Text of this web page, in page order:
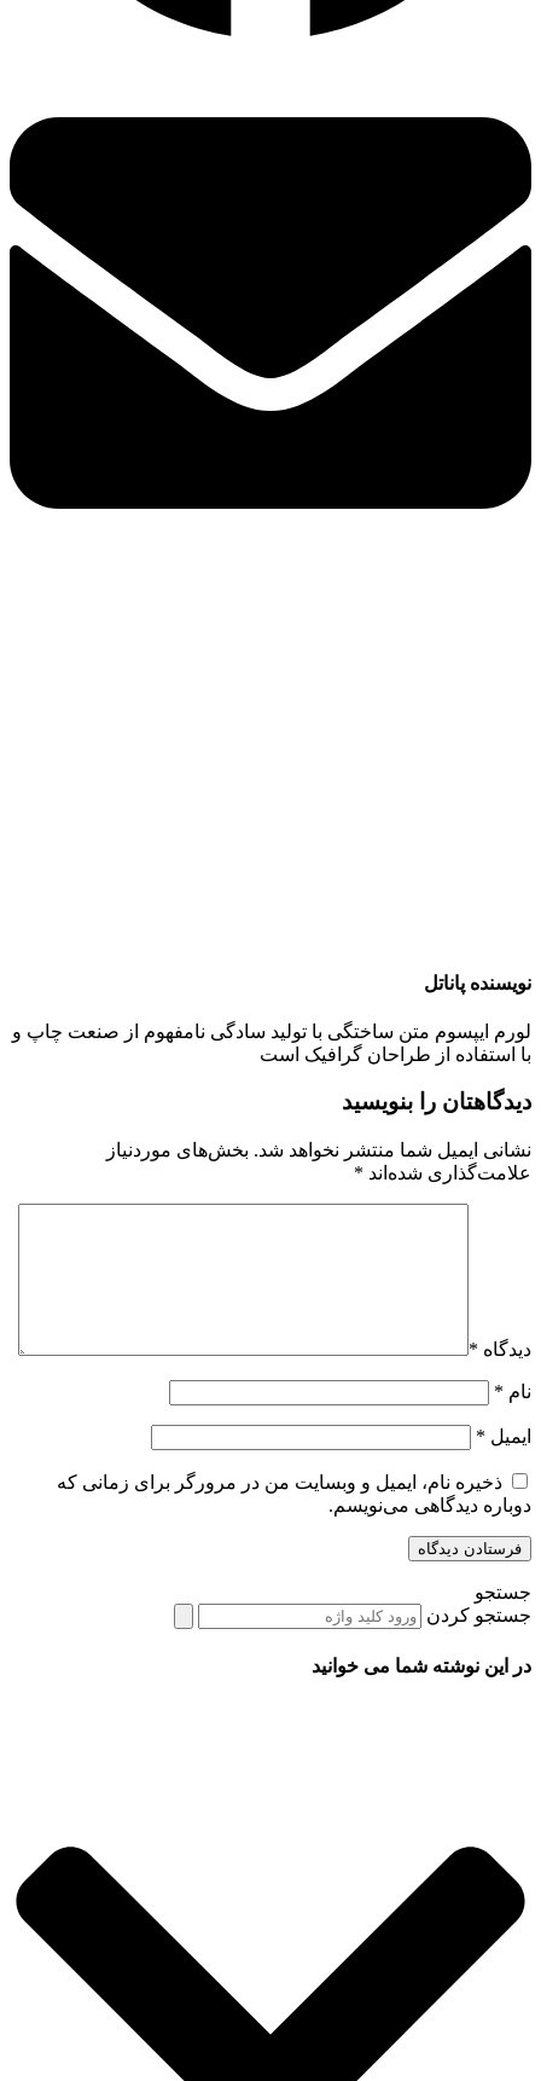
نویسنده پاناتل
لورم ایپسوم متن ساختگی با تولید سادگی نامفهوم از صنعت چاپ و
با استفاده از طراحان گرافیک است
دیدگاهتان را بنویسید
نشانی ایمیل شما منتشر نخواهد شد. بخش‌های موردنیاز
علامت‌گذاری شده‌اند *
دیدگاه *
نام *
ایمیل *
ذخیره نام، ایمیل و وبسایت من در مرورگر برای زمانی که
دوباره دیدگاهی می‌نویسم.
جستجو
جستجو کردن
در این نوشته شما می خوانید